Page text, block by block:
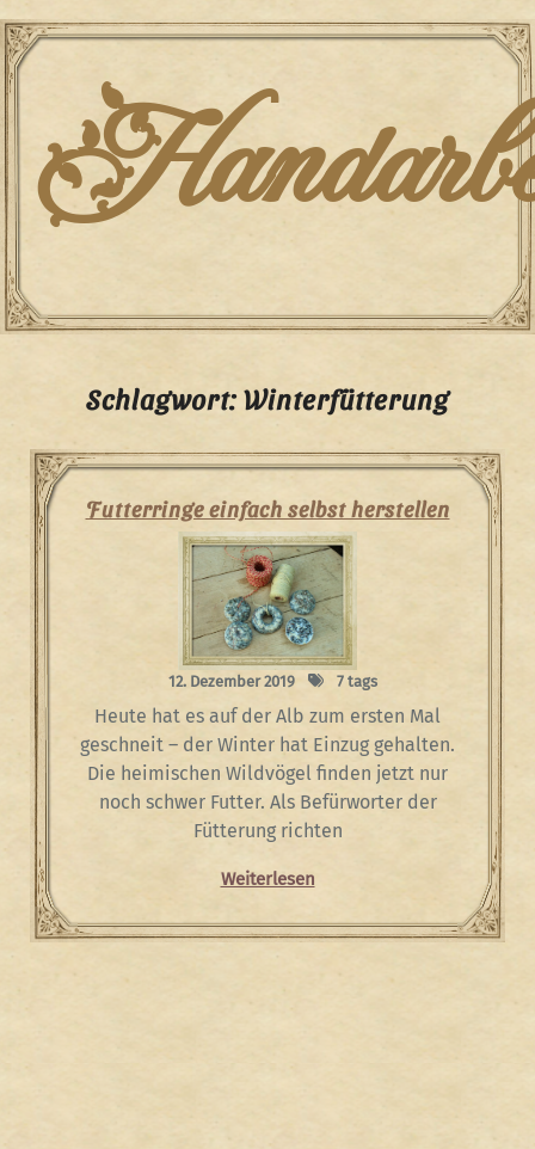
Skip
to
content
Schlagwort:Winterfütterung
Futterringe einfach selbst herstellen
12. Dezember 2019 7 tags
Heute hat es auf der Alb zum ersten Mal
geschneit – der Winter hat Einzug gehalten.
Die heimischen Wildvögel finden jetzt nur
noch schwer Futter. Als Befürworter der
Fütterung richten
Weiterlesen